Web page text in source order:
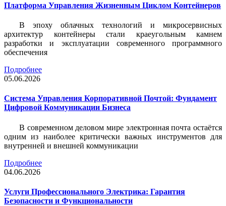
Платформа Управления Жизненным Циклом Контейнеров
В эпоху облачных технологий и микросервисных
архитектур контейнеры стали краеугольным камнем
разработки и эксплуатации современного программного
обеспечения
Подробнее
05.06.2026
Система Управления Корпоративной Почтой: Фундамент
Цифровой Коммуникации Бизнеса
В современном деловом мире электронная почта остаётся
одним из наиболее критически важных инструментов для
внутренней и внешней коммуникации
Подробнее
04.06.2026
Услуги Профессионального Электрика: Гарантия
Безопасности и Функциональности